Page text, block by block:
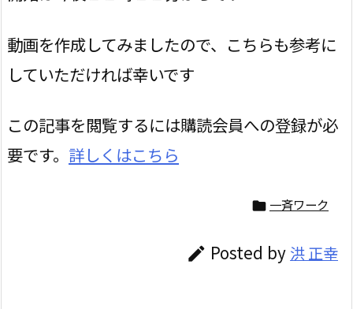
動画を作成してみましたので、こちらも参考に
していただければ幸いです
この記事を閲覧するには購読会員への登録が必
要です。 詳しくはこちら
 一斉ワーク
 Posted by 洪 正幸